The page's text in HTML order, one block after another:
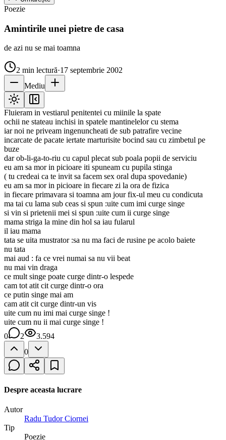
Poezie
Amintirile unei pietre de casa
de azi nu se mai toamna
2 min lectură·17 septembrie 2002
Mediu
Fluieram in vestiarul penitentei cu miinile la spate
ochii ne stateau inchisi in spatele mantinelelor cu stema
iar noi ne priveam ingenuncheati de sub patrafire vecine
incarcate de pacate iertate marturisite bocind sau cu zimbetul pe
buze
dar ob-li-ga-to-riu cu capul plecat sub poala popii de serviciu
eu am sa mor in picioare iti spuneam cu pupila stinga
( tu credeai ca te invit sa facem sex oral dupa spovedanie)
eu am sa mor in picioare in fiecare zi la ora de fizica
in fiecare primavara si toamna am jour fix-ul meu cu condicuta
ma tai cu lama sub ceas si spun :uite cum imi curge singe
si vin si prietenii mei si spun :uite cum ii curge singe
mama striga la mine din hol sa iau fularul
il iau mama
tata se uita mustrator :sa nu ma faci de rusine pe acolo baiete
nu tata
mai aud : fa ce vrei numai sa nu vii beat
nu mai vin draga
ce mult singe poate curge dintr-o lespede
cam tot atit cit curge dintr-o ora
ce putin singe mai am
cam atit cit curge dintr-un vis
uite cum nu imi mai curge singe !
uite cum nu ii mai curge singe !
0
2
3.594
0
Despre aceasta lucrare
Autor
Radu Tudor Ciornei
Tip
Poezie